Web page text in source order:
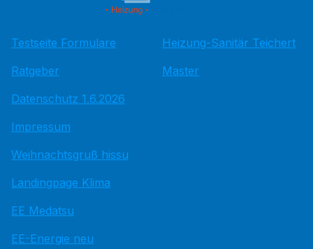
Testseite Formulare
Ratgeber
Datenschutz 1.6.2026
Impressum
Weihnachtsgruß hissu
Landingpage Klima
EE Medatsu
EE-Energie neu
Heizung-Sanitär Teichert
Master